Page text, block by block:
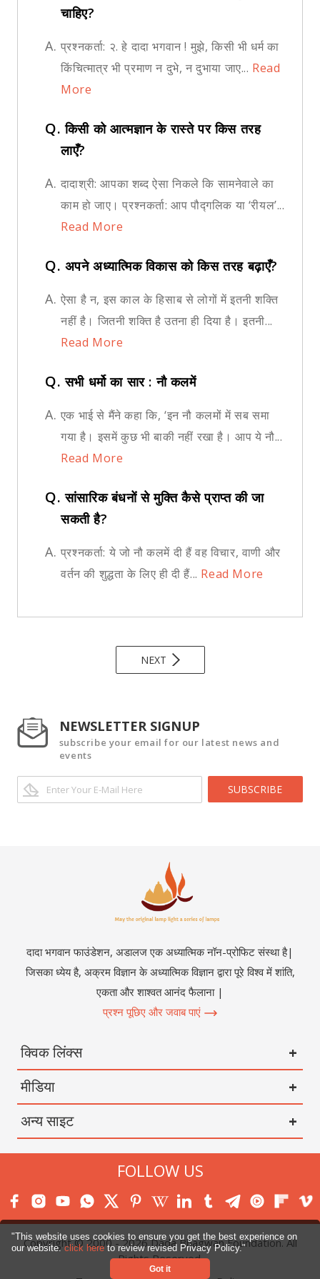
"This website uses cookies to ensure you get the best experience on
our website.click hereto review revised Privacy Policy."
Got it
चाहिए?
A. प्रश्नकर्ता: २. हे दादा भगवान ! मुझे, किसी भी धर्म का
किंचित्मात्र भी प्रमाण न दुभे, न दुभाया जाए... Read
More
Q.किसी को आत्मज्ञान के रास्ते पर किस तरह
लाएँ?
A. दादाश्री: आपका शब्द ऐसा निकले कि सामनेवाले का
काम हो जाए। प्रश्नकर्ता: आप पौद्गलिक या ‘रीयल’...
Read More
Q. अपने अध्यात्मिक विकास को किस तरह बढ़ाएँ?
A. ऐसा है न, इस काल के हिसाब से लोगों में इतनी शक्ति
नहीं है। जितनी शक्ति है उतना ही दिया है। इतनी...
Read More
Q.सभी धर्मो का सार : नौ कलमें
A. एक भाई से मैंने कहा कि, ‘इन नौ कलमों में सब समा
गया है। इसमें कुछ भी बाकी नहीं रखा है। आप ये नौ...
Read More
Q.सांसारिक बंधनों से मुक्ति कैसे प्राप्त की जा
सकती है?
A. प्रश्नकर्ता: ये जो नौ कलमें दी हैं वह विचार, वाणी और
वर्तन की शुद्धता के लिए ही दी हैं... Read More
NEXT
NEWSLETTER SIGNUP
subscribe your email for our latest news and
events
SUBSCRIBE
दादा भगवान फाउंडेशन, अडालज एक अध्यात्मिक नॉन-प्रोफिट संस्था है|
जिसका ध्येय है, अक्रम विज्ञान के अध्यात्मिक विज्ञान द्वारा पूरे विश्व में शांति,
एकता और शाश्वत आनंद फैलाना |
प्रश्न पूछिए और जवाब पाएं
क्विक लिंक्स
मीडिया
अन्य साइट
FOLLOW US
Copyright © 2000 -2026Dada Bhagwan Foundation. All
Rights Reserved.